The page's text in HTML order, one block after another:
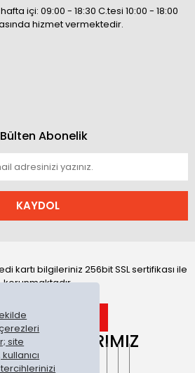
site
içi: 09:00 - 18:30 C.tesi 10:00 - 18:00
hizmet vermektedir.
Abonelik
KAYDOL
kartı bilgileriniz 256bit SSL sertifikası ile
korunmaktadır.